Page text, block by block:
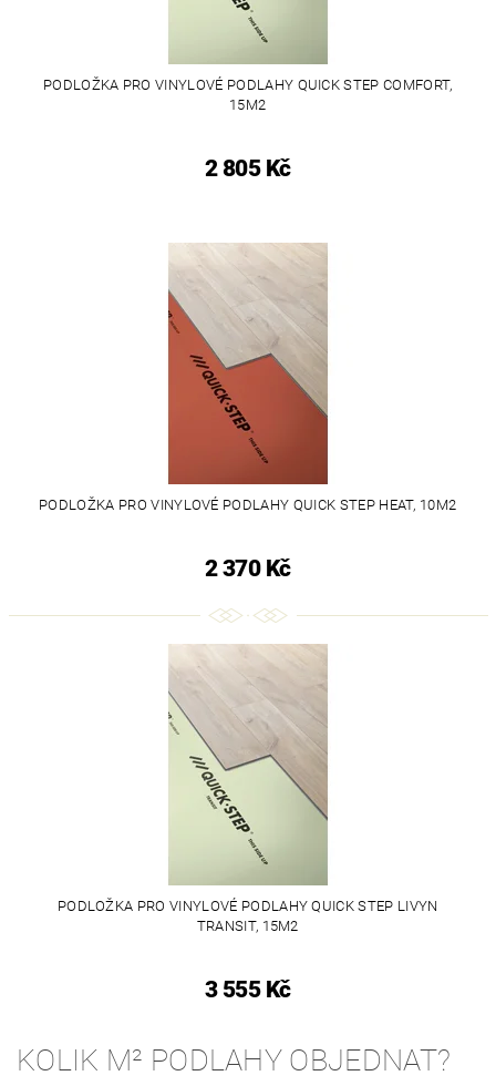
PODLOŽKA PRO VINYLOVÉ PODLAHY QUICK STEP COMFORT,
15M2
2 805 Kč
PODLOŽKA PRO VINYLOVÉ PODLAHY QUICK STEP HEAT, 10M2
2 370 Kč
PODLOŽKA PRO VINYLOVÉ PODLAHY QUICK STEP LIVYN
TRANSIT, 15M2
3 555 Kč
KOLIK M² PODLAHY OBJEDNAT?